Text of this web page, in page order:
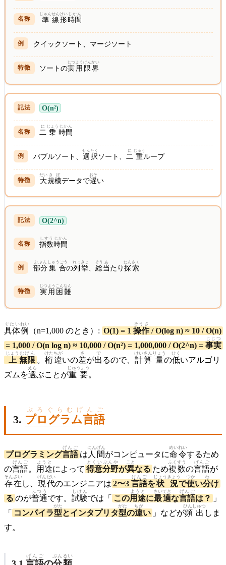
準
じゅん
線形
せんけい
時間
じかん
クイックソート、マージソート
ソートの実用
じつよう
限界
げんかい
O(n²)
二
に
乗
じょう
時間
じかん
バブルソート、選択
せんたく
ソート、 二
に
重
じゅう
ループ
大
だい
規模
きぼ
データで遅
おそ
い
O(2^n)
指数
しすう
時間
じかん
部分
ぶぶん
集合
しゅうごう
の列挙
れっきょ
、総
そう
当
あ
たり探索
たんさく
実用
じつよう
困難
こんなん
具体
ぐたい
例
れい
（n=1,000 のとき）: O(1) = 1 操作
そうさ
/ O(log n) ≈ 10 / O(n)
= 1,000 / O(n log n) ≈ 10,000 / O(n²) = 1,000,000 / O(2^n) = 事実
じじつ
上
じょう
無限
むげん
。 桁違
けたちが
いの差
さ
が出
で
るので、 計算
けいさん
量
りょう
の低
ひく
いアルゴリ
ズムを選
えら
ぶことが重要
じゅうよう
。
3. プログラム言語
ぷろぐらむげんご
プログラミング言語
げんご
は 人間
にんげん
がコンピュータに命令
めいれい
するため
の言語
げんご
。 用途
ようと
によって 得意
とくい
分野
ぶんや
が異
こと
なる ため複数
ふくすう
の言語
げんご
が
存在
そんざい
し、 現代
げんだい
のエンジニアは 2〜3 言語
げんご
を状況
じょうきょう
で使
つか
い分
わ
け
る のが普通
ふつう
です。 試験
しけん
では「 この用途
ようと
に最適
さいてき
な言語
げんご
は？
」
「
コンパイラ型
がた
とインタプリタ型
がた
の違
ちが
い 」などが頻出
ひんしゅつ
しま
す。
げんご ぶんるい